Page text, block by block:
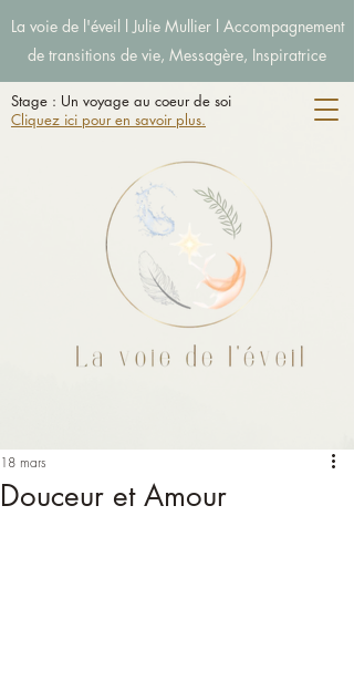
La voie de l'éveil l Julie Mullier l Accompagnement
de transitions de vie, Messagère, Inspiratrice
Stage : Un voyage au coeur de soi
Cliquez ici pour en savoir plus.
Douceur et Amour
18 mars